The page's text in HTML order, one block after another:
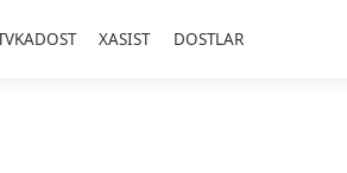
XASIST DOSTLAR